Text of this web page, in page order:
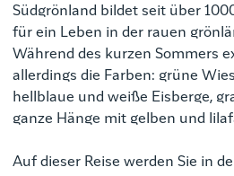
Südgrönland bildet seit über
für ein Leben in der rauen
Während des kurzen Sommers
allerdings die Farben: grüne
hellblaue und weiße Eisberge,
ganze Hänge mit gelben und
Auf dieser Reise werden Sie in